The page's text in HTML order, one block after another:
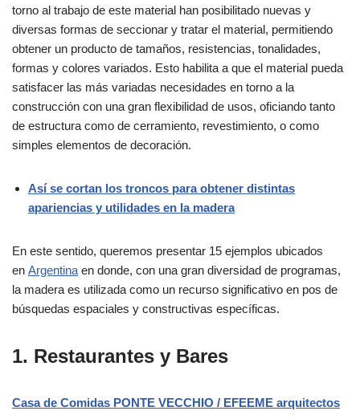
torno al trabajo de este material han posibilitado nuevas y
diversas formas de seccionar y tratar el material, permitiendo
obtener un producto de tamaños, resistencias, tonalidades,
formas y colores variados. Esto habilita a que el material pueda
satisfacer las más variadas necesidades en torno a la
construcción con una gran flexibilidad de usos, oficiando tanto
de estructura como de cerramiento, revestimiento, o como
simples elementos de decoración.
Así se cortan los troncos para obtener distintas
apariencias y utilidades en la madera
En este sentido, queremos presentar 15 ejemplos ubicados
en Argentina en donde, con una gran diversidad de programas,
la madera es utilizada como un recurso significativo en pos de
búsquedas espaciales y constructivas específicas.
1. Restaurantes y Bares
Casa de Comidas PONTE VECCHIO / EFEEME arquitectos